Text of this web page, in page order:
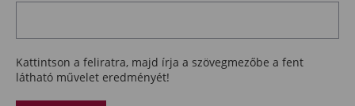
Kattintson a feliratra, majd írja a szövegmezőbe a fent
látható művelet eredményét!